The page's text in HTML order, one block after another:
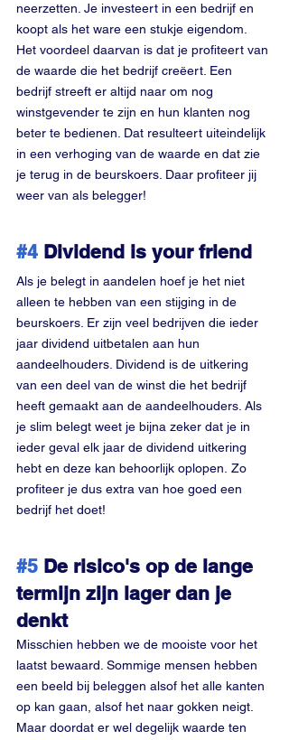
neerzetten. Je investeert in een bedrijf en
koopt als het ware een stukje eigendom.
Het voordeel daarvan is dat je profiteert van
de waarde die het bedrijf creëert. Een
bedrijf streeft er altijd naar om nog
winstgevender te zijn en hun klanten nog
beter te bedienen. Dat resulteert uiteindelijk
in een verhoging van de waarde en dat zie
je terug in de beurskoers. Daar profiteer jij
weer van als belegger!
#4 Dividend is your friend
Als je belegt in aandelen hoef je het niet
alleen te hebben van een stijging in de
beurskoers. Er zijn veel bedrijven die ieder
jaar dividend uitbetalen aan hun
aandeelhouders. Dividend is de uitkering
van een deel van de winst die het bedrijf
heeft gemaakt aan de aandeelhouders. Als
je slim belegt weet je bijna zeker dat je in
ieder geval elk jaar de dividend uitkering
hebt en deze kan behoorlijk oplopen. Zo
profiteer je dus extra van hoe goed een
bedrijf het doet!
#5 De risico's op de lange
termijn zijn lager dan je
denkt
Misschien hebben we de mooiste voor het
laatst bewaard. Sommige mensen hebben
een beeld bij beleggen alsof het alle kanten
op kan gaan, alsof het naar gokken neigt.
Maar doordat er wel degelijk waarde ten